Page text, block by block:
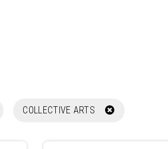
COLLECTIVE ARTS